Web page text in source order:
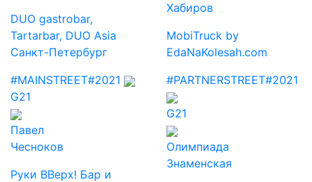
DUO gastrobar,
Tartarbar, DUO Asia
Санкт-Петербург
Хабиров
MobiTruck by
EdaNaKolesah.com
#MAINSTREET#2021
G21
Павел
Чесноков
Руки ВВерх! Бар и
#PARTNERSTREET#2021
G21
Олимпиада
Знаменская